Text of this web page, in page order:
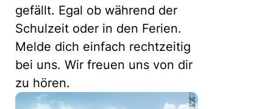
gefällt. Egal ob während der
Schulzeit oder in den Ferien.
Melde dich einfach rechtzeitig
bei uns. Wir freuen uns von dir
zu hören.